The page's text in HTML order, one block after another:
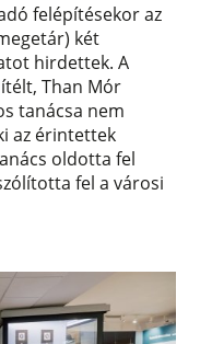
felépítésekor az
két
hirdettek. A
Than Mór
tanácsa nem
az érintettek
oldotta fel
fel a városi